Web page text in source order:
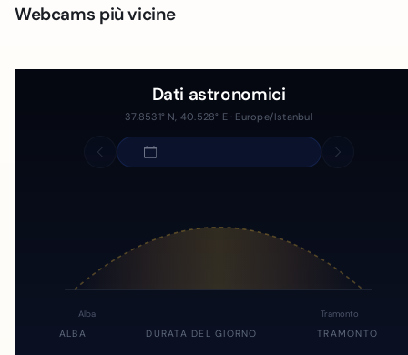
Webcams più vicine
Dati astronomici
37.8531° N, 40.528° E · Europe/Istanbul
Alba Tramonto
ALBA DURATA DEL GIORNO TRAMONTO